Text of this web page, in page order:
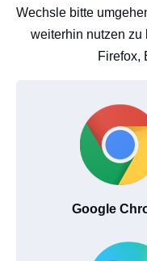
Wechsle bitte
weiterhin nutzen zu
Firefox,
Google